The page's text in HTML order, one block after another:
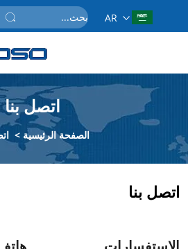
AR
احصل على عرض سعر
اتصل بنا
الصفحة الرئيسية >
اتصل بنا